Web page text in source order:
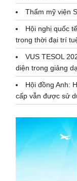
Thẩm mỹ viện
Hội nghị quốc
trong thời đại trí
VUS TESOL
diện trong giảng
Hội đồng Anh:
cấp vẫn được sử